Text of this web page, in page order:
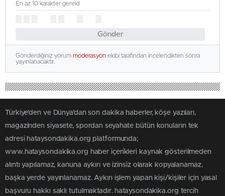
Gönder
En az 10 karakter gerekli
Gönderdiğiniz yorum moderasyon ekibi tarafından incelendikten sonra
yayınlanacaktır.
Türkiye'den ve Dünya’dan son dakika haberler, köşe yazıları,
magazinden siyasete, spordan seyahate bütün konuların tek
adresi hataysondakika.org platformunda;
www.hataysondakika.org haber içerikleri kaynak gösterilmeden
alıntı yapılamaz, kanuna aykırı ve izinsiz olarak kopyalanamaz,
başka yerde yayınlanamaz. Aykırı işlem yapan kişi/kişiler için yasal
başvuru hakkı saklı tutulmaktadır. hataysondakika.org tercih